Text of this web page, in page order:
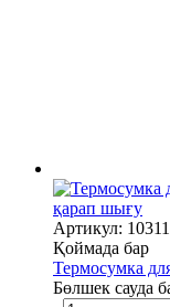
қарап шығу
Артикул:
Қоймада бар
Термосумка
Бөлшек сауда